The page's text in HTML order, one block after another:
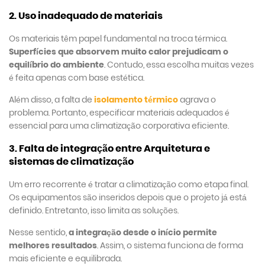
2. Uso inadequado de materiais
Os materiais têm papel fundamental na troca térmica.
Superfícies que absorvem muito calor prejudicam o
equilíbrio do ambiente. Contudo, essa escolha muitas vezes
é feita apenas com base estética.
Além disso, a falta de isolamento térmicoagrava o
problema. Portanto, especificar materiais adequados é
essencial para uma climatização corporativa eficiente.
3. Falta de integração entre Arquitetura e
sistemas de climatização
Um erro recorrente é tratar a climatização como etapa final.
Os equipamentos são inseridos depois que o projeto já está
definido. Entretanto, isso limita as soluções.
Nesse sentido,a integração desde o início permite
melhores resultados. Assim, o sistema funciona de forma
mais eficiente e equilibrada.